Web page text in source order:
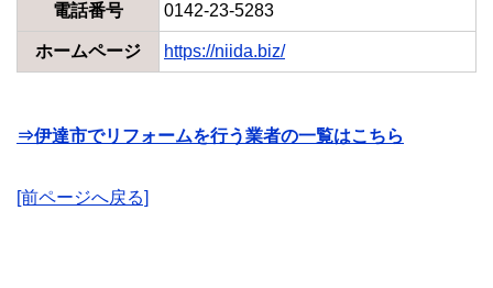
電話番号 0142-23-5283
ホームページ https://niida.biz/
⇒伊達市でリフォームを行う業者の一覧はこちら
[前ページへ戻る]